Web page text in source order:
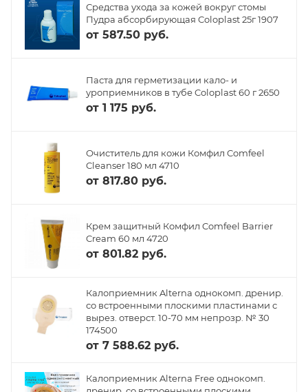
Средства ухода за кожей вокруг стомы
Пудра абсорбирующая Coloplast 25г 1907
от 587.50 руб.
Паста для герметизации кало- и
уроприемников в тубе Coloplast 60 г 2650
от 1 175 руб.
Очиститель для кожи Комфил Comfeel
Cleanser 180 мл 4710
от 817.80 руб.
Крем защитный Комфил Comfeel Barrier
Cream 60 мл 4720
от 801.82 руб.
Калоприемник Alterna однокомп. дренир.
со встроенными плоскими пластинами с
вырез. отверст. 10-70 мм непрозр. № 30
174500
от 7 588.62 руб.
Калоприемник Alterna Free однокомп.